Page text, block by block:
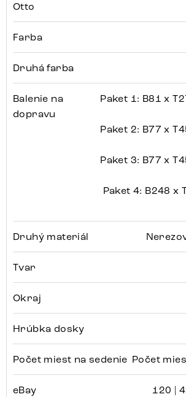
Otto
Farba
Druhá farba
Balenie na
dopravu
Paket 1: B81 x
Paket 2: B77 x
Paket 3: B77 x
Paket 4: B248 x
Druhý materiál
Tvar
Okraj
Hrúbka dosky
Počet miest na sedenie Počet
eBay 120 |